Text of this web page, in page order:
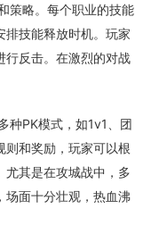
策略。每个职业的技能
排技能释放时机。玩家
行反击。在激烈的对战
种PK模式，如1v1、团
则和奖励，玩家可以根
尤其是在攻城战中，多
场面十分壮观，热血沸